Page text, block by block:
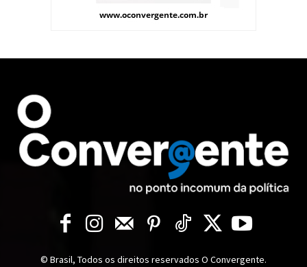
© Brasil, Todos os direitos reservados O Convergente.